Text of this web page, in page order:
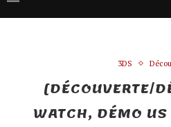
3DS
[DÉCOUVERTE/
WATCH, DÉMO